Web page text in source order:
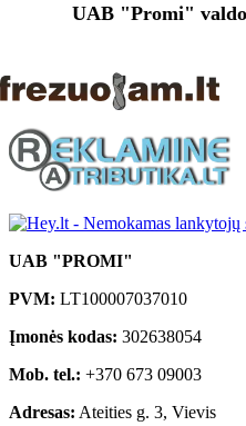
UAB "Promi"
UAB "PROMI"
PVM: LT100007037010
Įmonės kodas: 302638054
Mob. tel.: +370 673 09003
Adresas: Ateities g. 3, Vievis